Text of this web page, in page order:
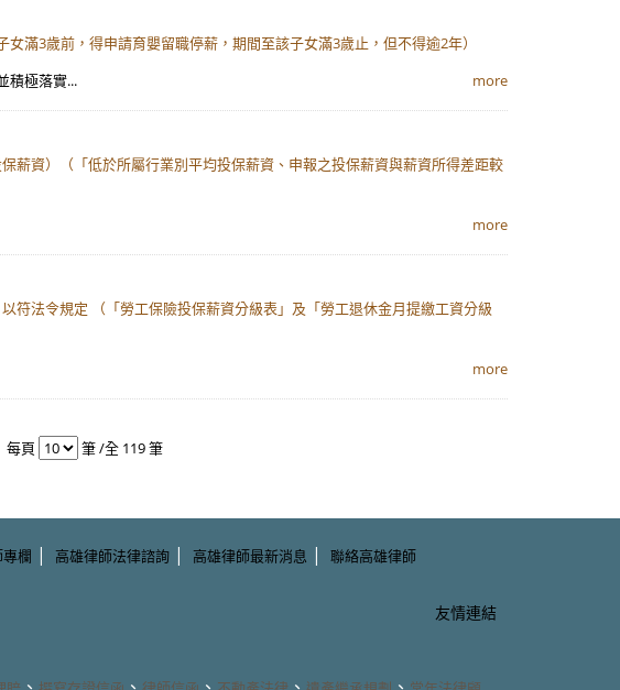
滿3歲前，得申請育嬰留職停薪，期間至該子女滿3歲止，但不得逾2年）
積極落實...
more
薪資）（「低於所屬行業別平均投保薪資、申報之投保薪資與薪資所得差距較
more
符法令規定 （「勞工保險投保薪資分級表」及「勞工退休金月提繳工資分級
more
每頁 筆 /全 119 筆
欄 | 高雄律師法律諮詢 | 高雄律師最新消息 | 聯絡高雄律師
友情連結